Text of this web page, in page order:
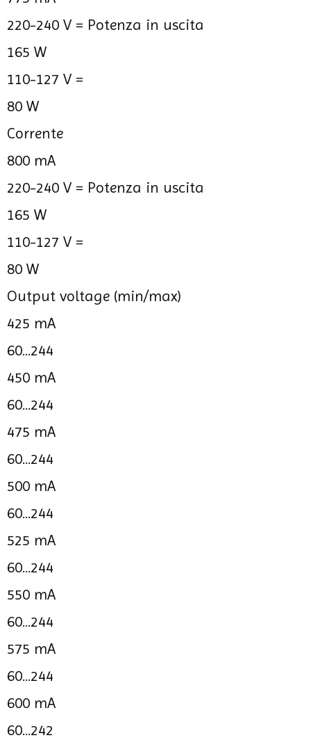
220-240 V = Potenza in uscita
165 W
110-127 V =
80 W
Corrente
800 mA
220-240 V = Potenza in uscita
165 W
110-127 V =
80 W
Output voltage (min/max)
425 mA
60...244
450 mA
60...244
475 mA
60...244
500 mA
60...244
525 mA
60...244
550 mA
60...244
575 mA
60...244
600 mA
60...242